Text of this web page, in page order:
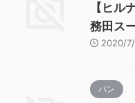
【ヒル
務田ス
2020/
パン